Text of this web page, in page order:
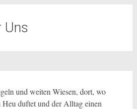
Uns
und weiten Wiesen, dort, wo
Heu duftet und der Alltag einen